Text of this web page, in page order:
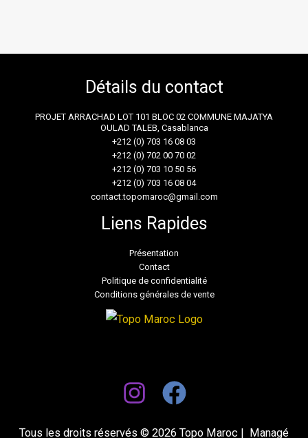
Détails du contact
PROJET ARRACHAD LOT 101 BLOC 02 COMMUNE MAJATYA
OULAD TALEB, Casablanca
+212 (0) 703 16 08 03
+212 (0) 702 00 70 02
+212 (0) 703 10 50 56
+212 (0) 703 16 08 04
contact.topomaroc@gmail.com
Liens Rapides
Présentation
Contact
Politique de confidentialité
Conditions générales de vente
Tous les droits réservés © 2026 Topo Maroc | Managé